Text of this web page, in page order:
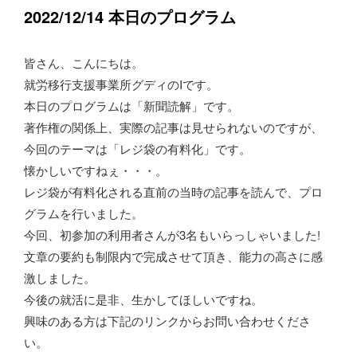
2022/12/14 本日のプログラム
皆さん、こんにちは。
就労移行支援事業所グディのIです。
本日のプログラムは「新聞読解」です。
著作権の関係上、実際の記事は見せられないのですが、
今回のテーマは「レジ袋の有料化」です。
懐かしいですねぇ・・・。
レジ袋が有料化される直前の当時の記事を読んで、プロ
グラムを行いました。
今回、初参加の利用者さんが3名もいらっしゃいました!
文章の要約も制限内で完成させて頂き、能力の高さに感
激しました。
今後の就活に是非、生かしてほしいですね。
興味のある方は下記のリンクからお問い合わせくださ
い。